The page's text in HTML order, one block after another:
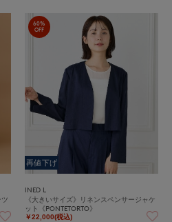
60%
OFF
再値下げ
INED L
《大きいサイズ》リネンスペンサージャケ
ット《PONTETORTO》
￥22,000(税込)